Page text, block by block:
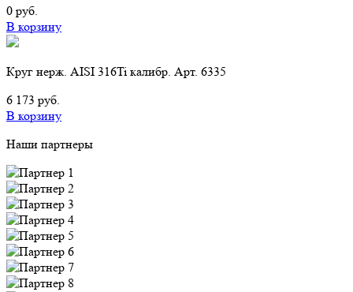
0 руб.
В корзину
Круг нерж. AISI 316Ti калибр. Арт. 6335
6 173 руб.
В корзину
Наши партнеры